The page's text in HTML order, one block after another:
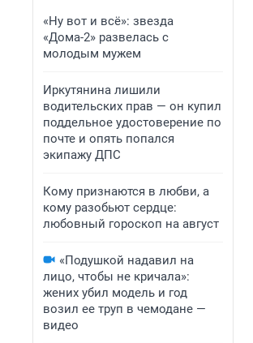
«Ну вот и всё»: звезда
«Дома-2» развелась с
молодым мужем
Иркутянина лишили
водительских прав — он купил
поддельное удостоверение по
почте и опять попался
экипажу ДПС
Кому признаются в любви, а
кому разобьют сердце:
любовный гороскоп на август
«Подушкой надавил на
лицо, чтобы не кричала»:
жених убил модель и год
возил ее труп в чемодане —
видео